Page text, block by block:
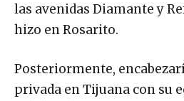
las avenidas Diamante y
hizo en Rosarito.
Posteriormente,
privada en Tijuana con su